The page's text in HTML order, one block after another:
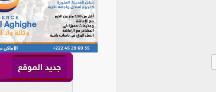
جديد الموقع